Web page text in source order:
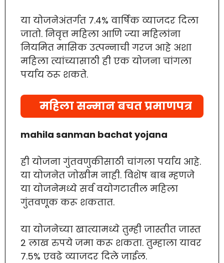
या योजनेअंतर्गत 7.4% वार्षिक व्याजदर दिला
जातो. निवृत्त महिला आणि ज्या महिलांना
नियमित मासिक उत्पन्नाची गरज आहे अशा
महिला त्यांच्यासाठी ही एक योजना चांगला
पर्याय ठरू शकते.
महिला सन्मान बचत प्रमाणपत्र
mahila sanman bachat yojana
ही योजना गुंतवणुकीसाठी चांगला पर्याय आहे.
या योजनेत जोखीम नाही. विशेष बाब म्हणजे
या योजनेमध्ये सर्व वयोगटातील महिला
गुंतवणूक करू शकतात.
या योजनेच्या खात्यामध्ये तुम्ही जास्तीत जास्त
2 लाख रुपये जमा करू शकता. तुम्हाला यावर
7.5% एवढे व्याजदर दिले जाईल.